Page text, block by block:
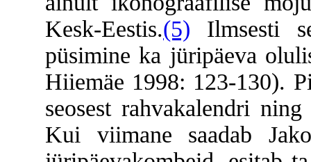
Kesk-Eestis.(5) Ilmsesti
püsimine ka jüripäeva
Hiiemäe 1998: 123-130).
seosest rahvakalendri
Kui viimane saadab